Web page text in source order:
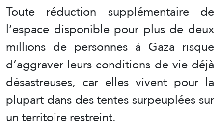
Toute réduction supplémentaire de
l’espace disponible pour plus de deux
millions de personnes à Gaza risque
d’aggraver leurs conditions de vie déjà
désastreuses, car elles vivent pour la
plupart dans des tentes surpeuplées sur
un territoire restreint.